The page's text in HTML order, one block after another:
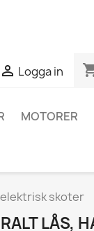
 Logga in
MOTORER
skoter
LÅS,